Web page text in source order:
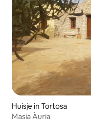
Huisje in Tortosa
Masia Àuria